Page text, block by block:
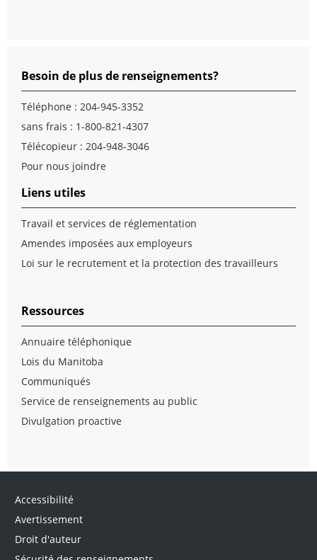
Besoin de plus de renseignements?
Téléphone : 204-945-3352
sans frais : 1-800-821-4307
Télécopieur : 204-948-3046
Pour nous joindre
Liens utiles
Travail et services de réglementation
Amendes imposées aux employeurs
Loi sur le recrutement et la protection des travailleurs
Ressources
Annuaire téléphonique
Lois du Manitoba
Communiqués
Service de renseignements au public
Divulgation proactive
Accessibilité
Avertissement
Droit d'auteur